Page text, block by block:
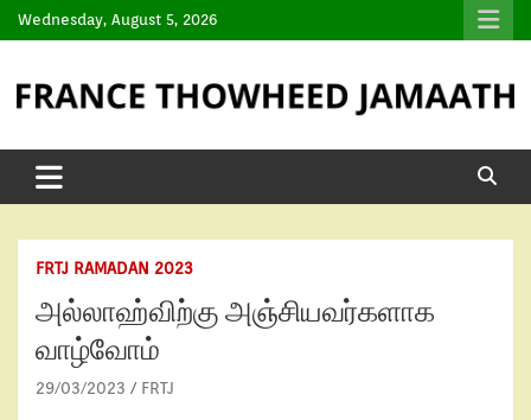
Wednesday, August 5, 2026
FRTJ RAMADAN 2023
அல்லாஹ்விற்கு அஞ்சியவர்களாக
வாழ்வோம்
29/03/2023 FRTJ